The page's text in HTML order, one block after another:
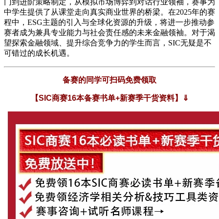
中学生提供了从课堂走向真实商业世界的桥梁。在2025年的赛
程中，ESG主题的引入与全球化资源的升级，将进一步推动参
赛者成为兼具专业能力与社会责任感的未来金融领袖。对于渴
望探索金融领域、提升综合竞争力的学生而言，SIC无疑是不
可错过的成长机遇。
备赛的同学可扫码免费领取
【SIC商赛16本备赛书单+新赛季干货资料】⇓